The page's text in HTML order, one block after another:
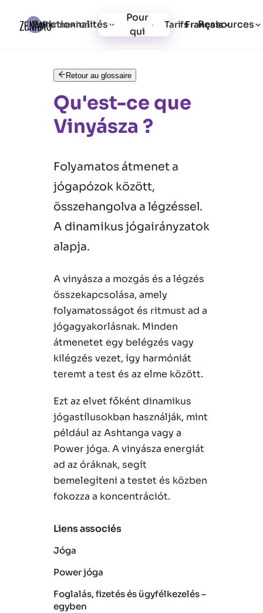
Fonctionnalités
Pour
qui
Tarifs Ressources
Connexion Inscription Français
Retour au glossaire
Qu'est-ce que
Vinyásza ?
Folyamatos átmenet a
jógapózok között,
összehangolva a légzéssel.
A dinamikus jógairányzatok
alapja.
A vinyásza a mozgás és a légzés
összekapcsolása, amely
folyamatosságot és ritmust ad a
jógagyakorlásnak. Minden
átmenetet egy belégzés vagy
kilégzés vezet, így harmóniát
teremt a test és az elme között.
Ezt az elvet főként dinamikus
jógastílusokban használják, mint
például az Ashtanga vagy a
Power jóga. A vinyásza energiát
ad az óráknak, segít
bemelegíteni a testet és közben
fokozza a koncentrációt.
Liens associés
Jóga
Power jóga
Foglalás, fizetés és ügyfélkezelés –
egyben